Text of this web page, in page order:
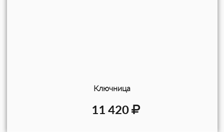
Ключница
11 420